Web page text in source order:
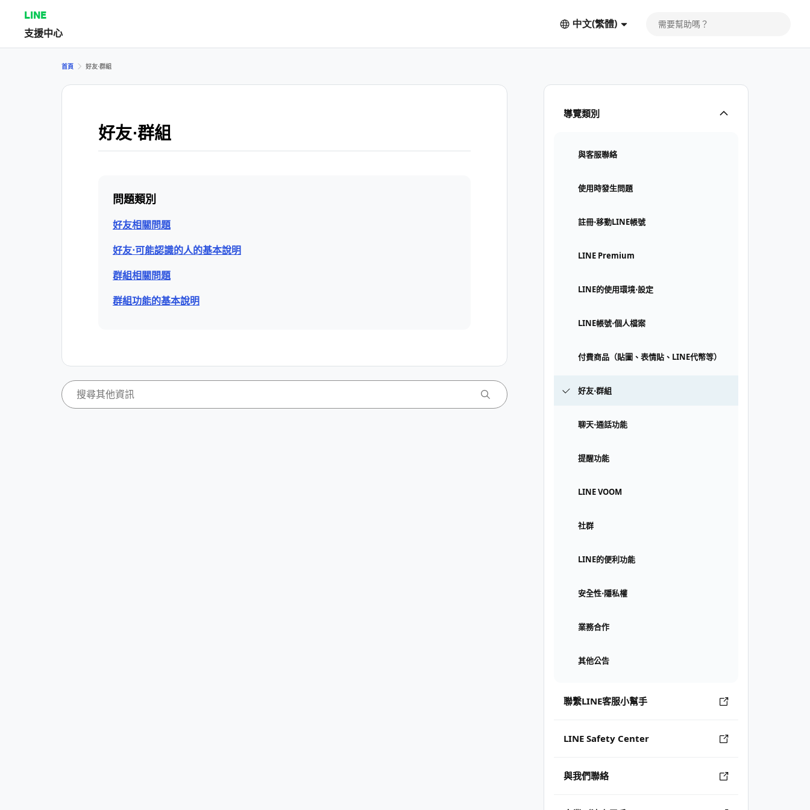
LINE
支援中心
中文(繁體)
導覽類別
與客服聯絡
使用時發生問題
註冊⋅移動LINE帳號
LINE Premium
LINE的使用環境⋅設定
LINE帳號⋅個人檔案
付費商品（貼圖、表情貼、LINE代幣等）
好友⋅群組
聊天⋅通話功能
提醒功能
LINE VOOM
社群
LINE的便利功能
安全性⋅隱私權
業務合作
其他公告
聯繫LINE客服小幫手
LINE Safety Center
與我們聯絡
首頁 好友⋅群組
好友⋅群組
問題類別
好友相關問題
好友⋅可能認識的人的基本說明
群組相關問題
群組功能的基本說明